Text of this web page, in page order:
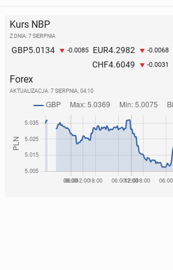
Kurs NBP
Z DNIA: 7 SIERPNIA
GBP5.0134 -0.0085 EUR4.2982 -0.0068
CHF4.6049 -0.0031
Forex
AKTUALIZACJA: 7 SIERPNIA, 04:10